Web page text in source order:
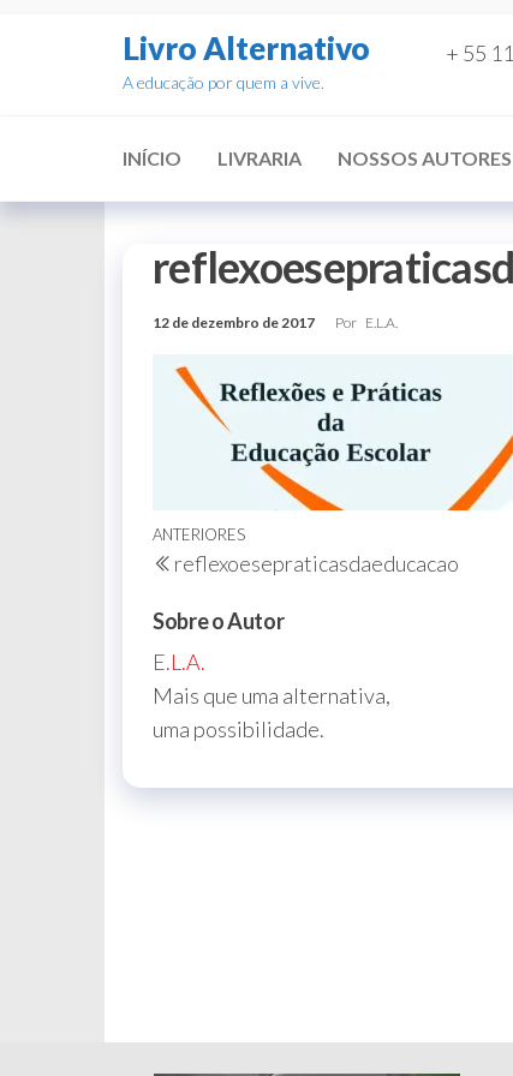
Livro Alternativo
A educação por quem a vive.
+ 55
INÍCIO LIVRARIA NOSSOS AUTORES
12 de dezembro de 2017 Por E.L.A.
Navegação
de
Post
Post
anterior
ANTERIORES
reflexoesepraticasdaeducacao
Sobre o Autor
E.L.A.
Mais que uma alternativa,
uma possibilidade.